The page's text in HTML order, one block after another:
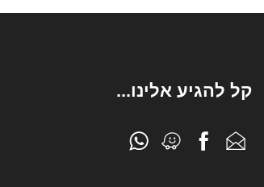
קל להגיע אלינו...